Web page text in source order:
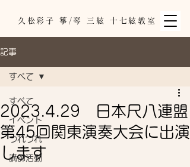
久松彩子 箏/琴 三絃 十七絃教室
記事
すべて
イベント
つれづれ
講師活動
すべて
2023.4.29 日本尺八連盟
第45回関東演奏大会に出演
します